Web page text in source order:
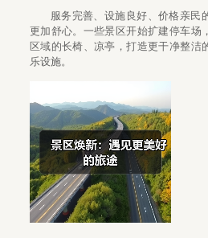
服务完善、设施良好、价格亲民
更加舒心。一些景区开始扩建停车场
区域的长椅、凉亭，打造更干净整洁
乐设施。